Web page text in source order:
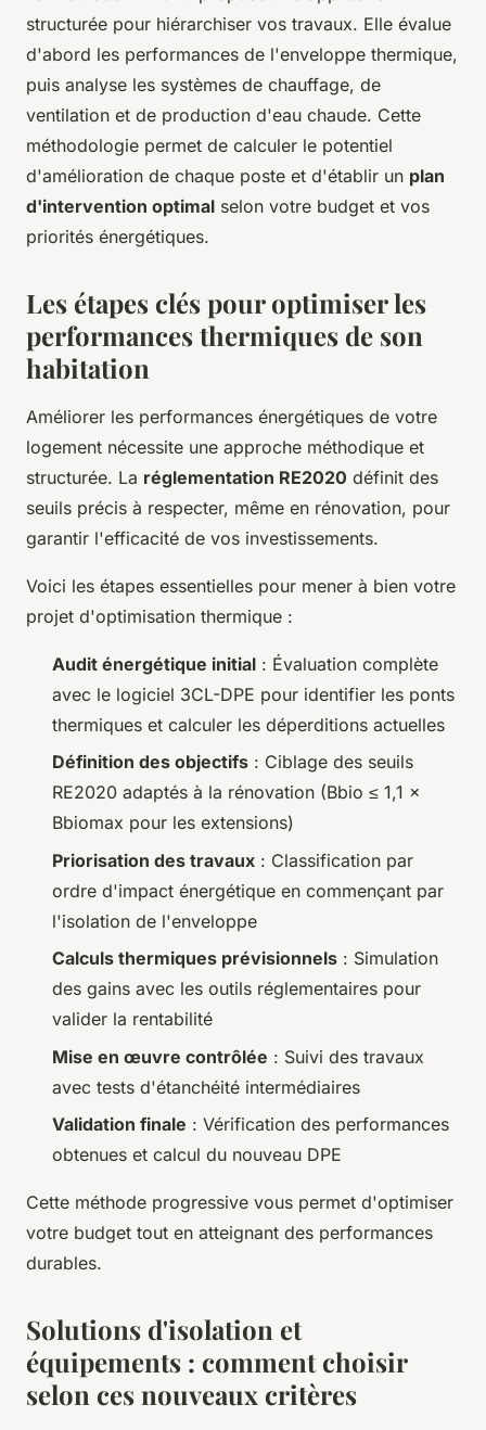
structurée pour hiérarchiser vos travaux. Elle évalue
d'abord les performances de l'enveloppe thermique,
puis analyse les systèmes de chauffage, de
ventilation et de production d'eau chaude. Cette
méthodologie permet de calculer le potentiel
d'amélioration de chaque poste et d'établir un plan
d'intervention optimal selon votre budget et vos
priorités énergétiques.
Les étapes clés pour optimiser les
performances thermiques de son
habitation
Améliorer les performances énergétiques de votre
logement nécessite une approche méthodique et
structurée. La réglementation RE2020 définit des
seuils précis à respecter, même en rénovation, pour
garantir l'efficacité de vos investissements.
Voici les étapes essentielles pour mener à bien votre
projet d'optimisation thermique :
Audit énergétique initial : Évaluation complète
avec le logiciel 3CL-DPE pour identifier les ponts
thermiques et calculer les déperditions actuelles
Définition des objectifs : Ciblage des seuils
RE2020 adaptés à la rénovation (Bbio ≤ 1,1 ×
Bbiomax pour les extensions)
Priorisation des travaux : Classification par
ordre d'impact énergétique en commençant par
l'isolation de l'enveloppe
Calculs thermiques prévisionnels : Simulation
des gains avec les outils réglementaires pour
valider la rentabilité
Mise en œuvre contrôlée : Suivi des travaux
avec tests d'étanchéité intermédiaires
Validation finale : Vérification des performances
obtenues et calcul du nouveau DPE
Cette méthode progressive vous permet d'optimiser
votre budget tout en atteignant des performances
durables.
Solutions d'isolation et
équipements : comment choisir
selon ces nouveaux critères